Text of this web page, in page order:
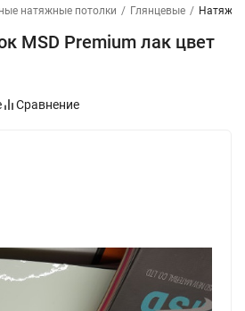
натяжные потолки / Глянцевые /
MSD Premium лак цвет
Сравнение